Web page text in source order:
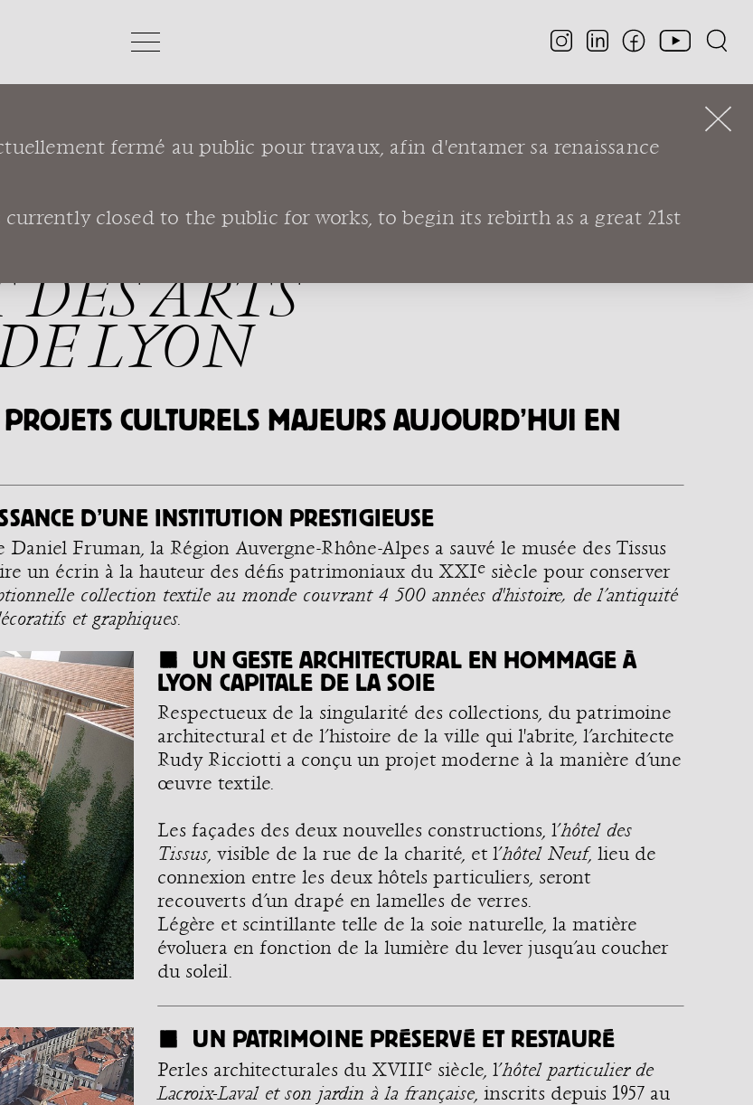
fermé au public pour travaux, afin d'entamer sa renaissance
closed to the public for works, to begin its rebirth as a great 21st
du musée des Tissus et des Arts décoratifs de Lyon
DU MUSÉE
DES ARTS
LYON
CULTURELS MAJEURS AUJOURD’HUI EN
D’UNE INSTITUTION PRESTIGIEUSE
Fruman, la Région Auvergne-Rhône-Alpes a sauvé le musée des Tissus
un écrin à la hauteur des défis patrimoniaux du XXIe siècle pour conserver
collection textile au monde couvrant 4 500 années d'histoire, de l’antiquité
et graphiques.
UN GESTE ARCHITECTURAL EN HOMMAGE À
LYON CAPITALE DE LA SOIE
Respectueux de la singularité des collections, du patrimoine
architectural et de l’histoire de la ville qui l'abrite, l’architecte
Rudy Ricciotti a conçu un projet moderne à la manière d’une
œuvre textile.
Les façades des deux nouvelles constructions, l’hôtel des
Tissus, visible de la rue de la charité, et l’hôtel Neuf, lieu de
connexion entre les deux hôtels particuliers, seront
recouverts d’un drapé en lamelles de verres.
Légère et scintillante telle de la soie naturelle, la matière
évoluera en fonction de la lumière du lever jusqu’au coucher
du soleil.
UN PATRIMOINE PRÉSERVÉ ET RESTAURÉ
Perles architecturales du XVIIIe siècle, l’hôtel particulier de
Lacroix-Laval et son jardin à la française, inscrits depuis 1957 au